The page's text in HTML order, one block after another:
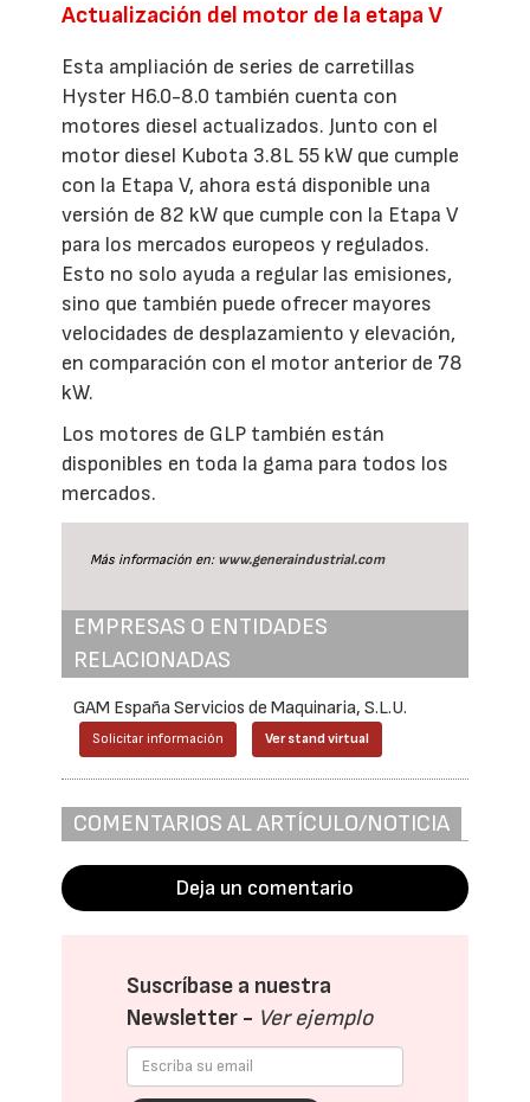
Actualización del motor de la etapa V
Esta ampliación de series de carretillas
Hyster H6.0-8.0 también cuenta con
motores diesel actualizados. Junto con el
motor diesel Kubota 3.8L 55 kW que cumple
con la Etapa V, ahora está disponible una
versión de 82 kW que cumple con la Etapa V
para los mercados europeos y regulados.
Esto no solo ayuda a regular las emisiones,
sino que también puede ofrecer mayores
velocidades de desplazamiento y elevación,
en comparación con el motor anterior de 78
kW.
Los motores de GLP también están
disponibles en toda la gama para todos los
mercados.
Más información en: www.generaindustrial.com
EMPRESAS O ENTIDADES
RELACIONADAS
GAM España Servicios de Maquinaria, S.L.U.
Solicitar información Ver stand virtual
COMENTARIOS AL ARTÍCULO/NOTICIA
Deja un comentario
Suscríbase a nuestra
Newsletter - Ver ejemplo